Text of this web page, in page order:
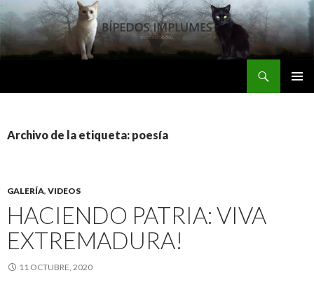
Archivo de la etiqueta: poesía
GALERÍA, VIDEOS
HACIENDO PATRIA: VIVA
EXTREMADURA!
11 OCTUBRE, 2020